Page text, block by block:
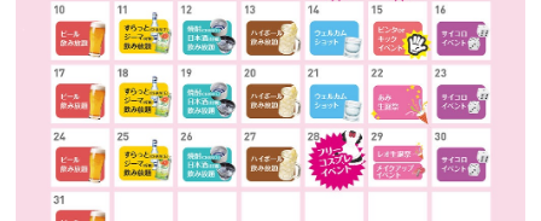
採用情報